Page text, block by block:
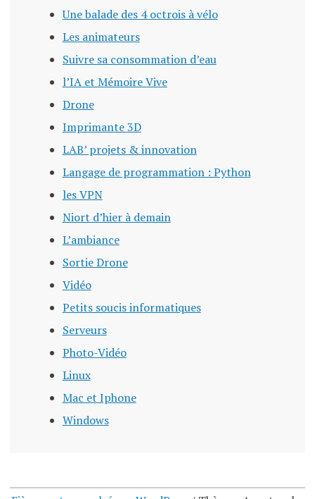
Une balade des 4 octrois à vélo
Les animateurs
Suivre sa consommation d’eau
l’IA et Mémoire Vive
Drone
Imprimante 3D
LAB’ projets & innovation
Langage de programmation : Python
les VPN
Niort d’hier à demain
L’ambiance
Sortie Drone
Vidéo
Petits soucis informatiques
Serveurs
Photo-Vidéo
Linux
Mac et Iphone
Windows